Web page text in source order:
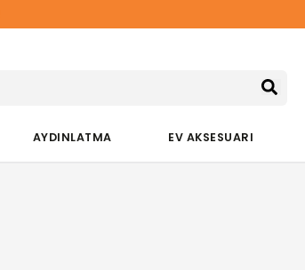
AYDINLATMA EV AKSESUARI